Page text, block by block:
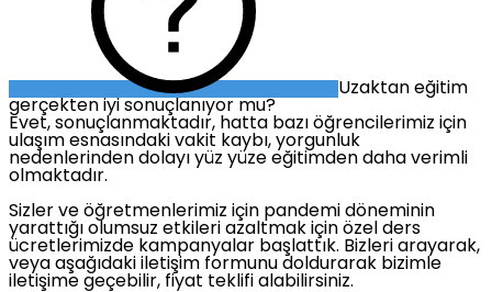
Uzaktan eğitim
gerçekten iyi sonuçlanıyor mu?
Evet, sonuçlanmaktadır, hatta bazı öğrencilerimiz için
ulaşım esnasındaki vakit kaybı, yorgunluk
nedenlerinden dolayı yüz yüze eğitimden daha verimli
olmaktadır.
Sizler ve öğretmenlerimiz için pandemi döneminin
yarattığı olumsuz etkileri azaltmak için özel ders
ücretlerimizde kampanyalar başlattık. Bizleri arayarak,
veya aşağıdaki iletişim formunu doldurarak bizimle
iletişime geçebilir, fiyat teklifi alabilirsiniz.